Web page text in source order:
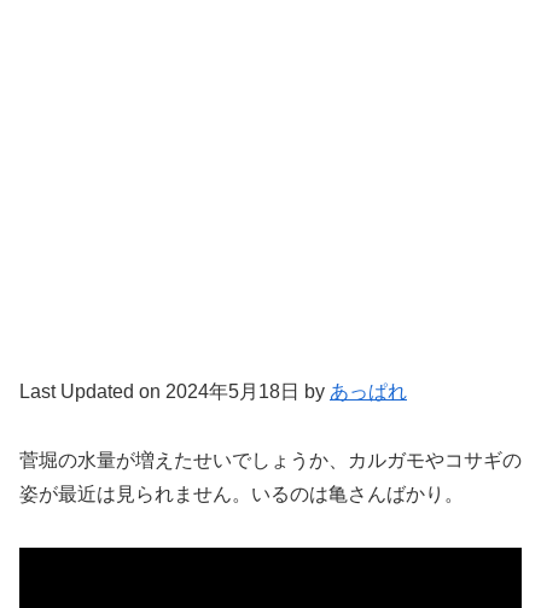
Last Updated on 2024年5月18日 by あっぱれ
菅堀の水量が増えたせいでしょうか、カルガモやコサギの
姿が最近は見られません。いるのは亀さんばかり。